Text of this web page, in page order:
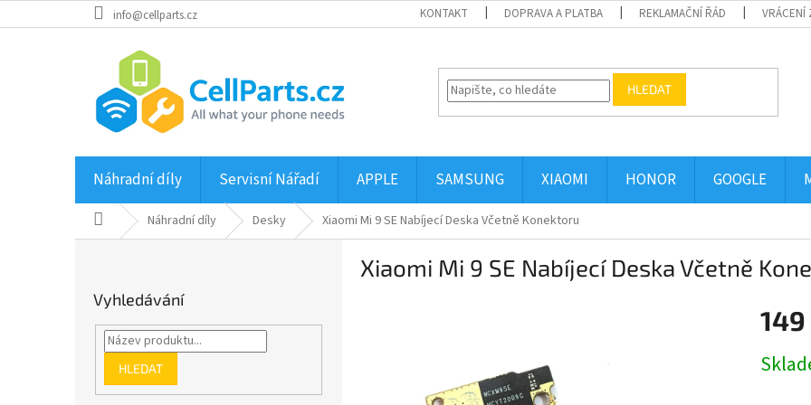
na
info@cellparts.cz KONTAKT DOPRAVA A PLATBA REKLAMAČNÍ ŘÁD VRÁCENÍ
HLEDAT
Náhradní díly Servisní Nářadí APPLE SAMSUNG XIAOMI HONOR GOOGLE
Domů Náhradní díly Desky Xiaomi Mi 9 SE Nabíjecí Deska Včetně Konektoru
Vyhledávání
HLEDAT
Xiaomi Mi 9 SE Nabíjecí Deska Včetně
149
cena: